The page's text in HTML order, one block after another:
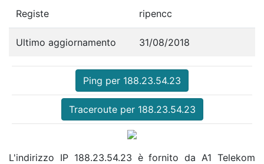
Registe ripencc
Ultimo aggiornamento 31/08/2018
Ping per 188.23.54.23
Traceroute per 188.23.54.23
L'indirizzo IP 188.23.54.23 è fornito da A1 Telekom